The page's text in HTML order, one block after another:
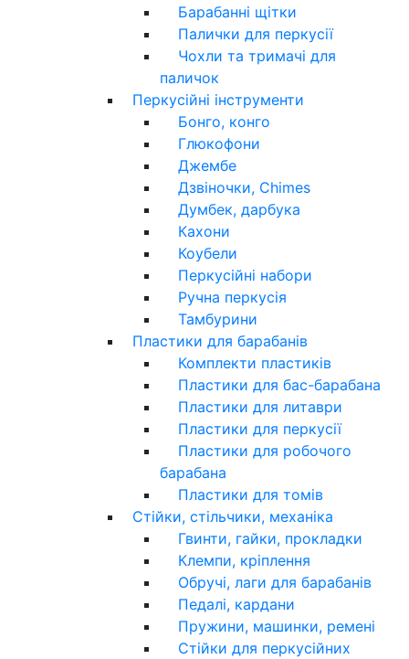
Барабанні щітки
Палички для перкусії
Чохли та тримачі для
паличок
Перкусійні інструменти
Бонго, конго
Глюкофони
Джембе
Дзвіночки, Chimes
Думбек, дарбука
Кахони
Коубели
Перкусійні набори
Ручна перкусія
Тамбурини
Пластики для барабанів
Комплекти пластиків
Пластики для бас-барабана
Пластики для литаври
Пластики для перкусії
Пластики для робочого
барабана
Пластики для томів
Стійки, стільчики, механіка
Гвинти, гайки, прокладки
Клемпи, кріплення
Обручі, лаги для барабанів
Педалі, кардани
Пружини, машинки, ремені
Стійки для перкусійних